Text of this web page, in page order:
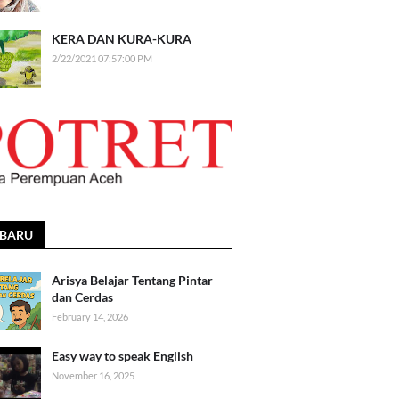
KERA DAN KURA-KURA
2/22/2021 07:57:00 PM
Arisya Belajar Tentang Pintar
dan Cerdas
February 14, 2026
Easy way to speak English
November 16, 2025